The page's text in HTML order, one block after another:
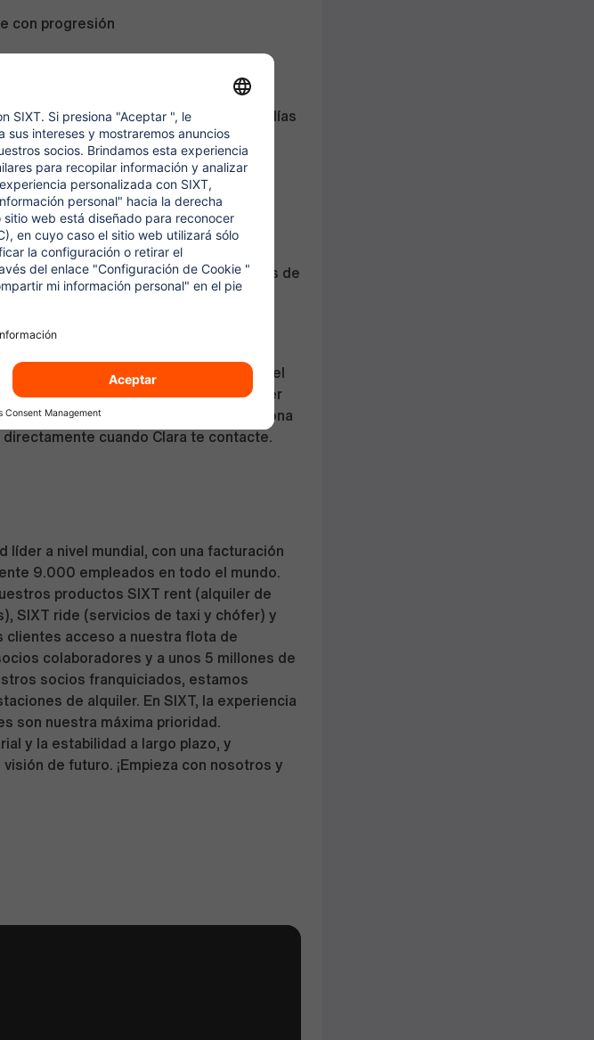
con progresión
del día libre por tu cumpleaños y días
en SIXT
un programa de retribución flexible
y/o tarjeta de restaurantes
descuentos especiales para tu
de ofertas en hoteles, Wellhub
productos Participarás en actividades de
e internacionales
artificial en nuestros procesos de
telefónica realizada por Clara,
una experiencia ágil y flexible desde el
no puedes atenderla, puedes proponer
llamada sea atendida por una persona
cuando Clara te contacte.
a nivel mundial, con una facturación
9.000 empleados en todo el mundo.
productos SIXT rent (alquiler de
SIXT ride (servicios de taxi y chófer) y
clientes acceso a nuestra flota de
colaboradores y a unos 5 millones de
socios franquiciados, estamos
de alquiler. En SIXT, la experiencia
son nuestra máxima prioridad.
y la estabilidad a largo plazo, y
de futuro. ¡Empieza con nosotros y